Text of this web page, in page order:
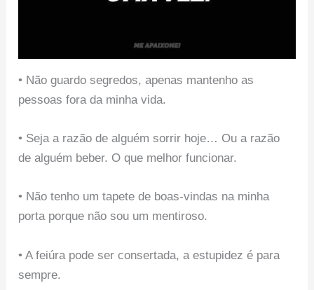
• Não guardo segredos, apenas mantenho as
pessoas fora da minha vida.
• Seja a razão de alguém sorrir hoje… Ou a razão
de alguém beber. O que melhor funcionar.
• Não tenho um tapete de boas-vindas na minha
porta porque não sou um mentiroso.
• A feiúra pode ser consertada, a estupidez é para
sempre.